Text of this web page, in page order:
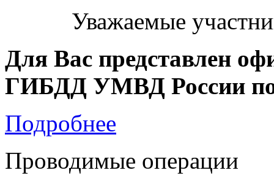
Уважаемые
Для Вас представлен
ГИБДД УМВД России по
Подробнее
Проводимые операции